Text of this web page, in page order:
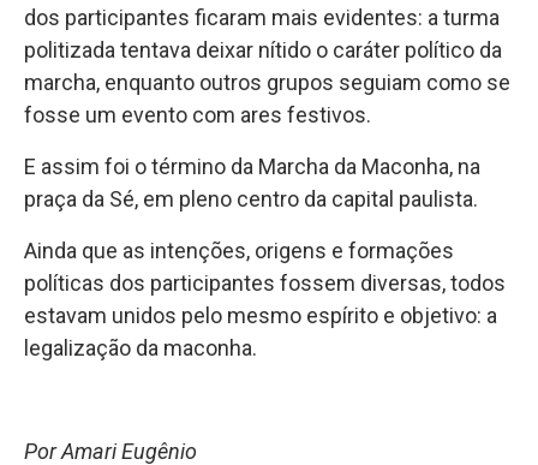
dos participantes ficaram mais evidentes: a turma
politizada tentava deixar nítido o caráter político da
marcha, enquanto outros grupos seguiam como se
fosse um evento com ares festivos.
E assim foi o término da Marcha da Maconha, na
praça da Sé, em pleno centro da capital paulista.
Ainda que as intenções, origens e formações
políticas dos participantes fossem diversas, todos
estavam unidos pelo mesmo espírito e objetivo: a
legalização da maconha.
Por Amari Eugênio